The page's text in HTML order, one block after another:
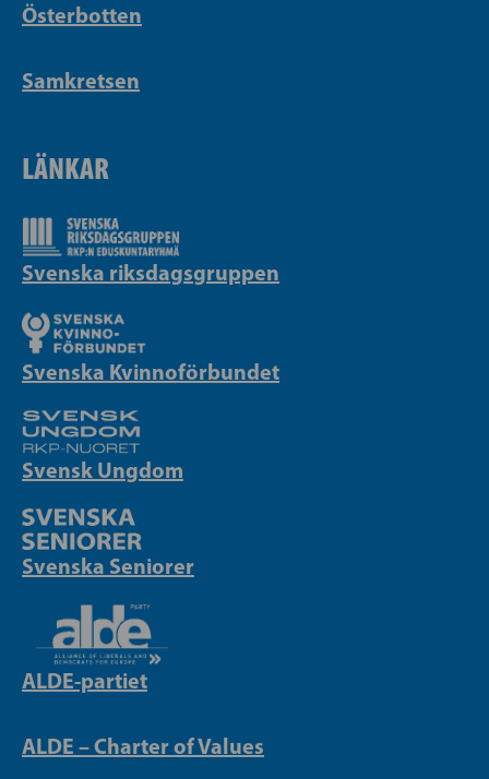
Österbotten
Samkretsen
LÄNKAR
Svenska riksdagsgruppen
Svenska Kvinnoförbundet
Svensk Ungdom
Svenska Seniorer
ALDE-partiet
ALDE – Charter of Values